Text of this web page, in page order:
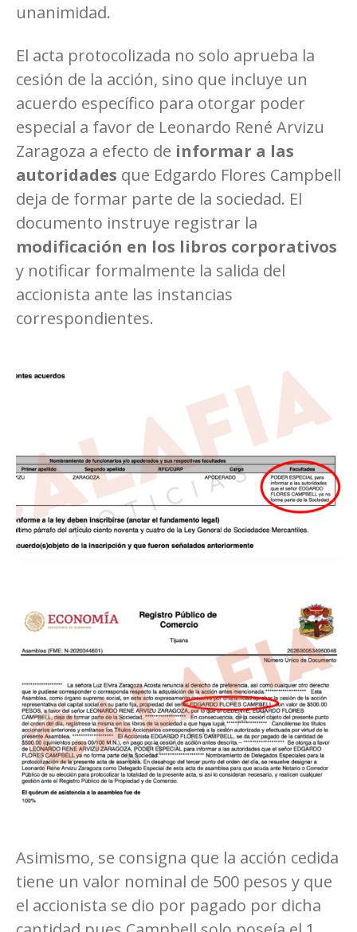
unanimidad.
El acta protocolizada no solo aprueba la
cesión de la acción, sino que incluye un
acuerdo específico para otorgar poder
especial a favor de Leonardo René Arvizu
Zaragoza a efecto de informar a las
autoridades que Edgardo Flores Campbell
deja de formar parte de la sociedad. El
documento instruye registrar la
modificación en los libros corporativos
y notificar formalmente la salida del
accionista ante las instancias
correspondientes.
Asimismo, se consigna que la acción cedida
tiene un valor nominal de 500 pesos y que
el accionista se dio por pagado por dicha